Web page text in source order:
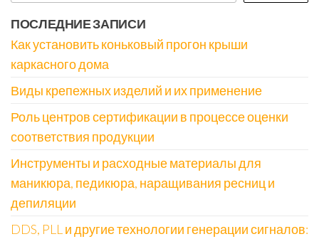
ПОСЛЕДНИЕ ЗАПИСИ
Как установить коньковый прогон крыши
каркасного дома
Виды крепежных изделий и их применение
Роль центров сертификации в процессе оценки
соответствия продукции
Инструменты и расходные материалы для
маникюра, педикюра, наращивания ресниц и
депиляции
DDS, PLL и другие технологии генерации сигналов: